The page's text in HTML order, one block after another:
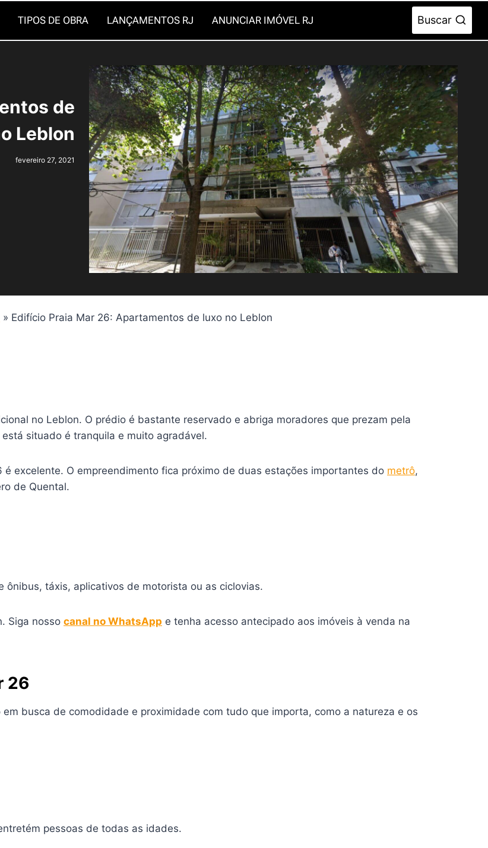
TIPOS DE OBRA LANÇAMENTOS RJ ANUNCIAR IMÓVEL RJ Buscar
de
Leblon
fevereiro 27, 2021
» Edifício Praia Mar 26: Apartamentos de luxo no Leblon
no Leblon. O prédio é bastante reservado e abriga moradores que prezam pela
situado é tranquila e muito agradável.
excelente. O empreendimento fica próximo de duas estações importantes do metrô,
de Quental.
táxis, aplicativos de motorista ou as ciclovias.
Siga nosso canal no WhatsApp e tenha acesso antecipado aos imóveis à venda na
26
busca de comodidade e proximidade com tudo que importa, como a natureza e os
pessoas de todas as idades.